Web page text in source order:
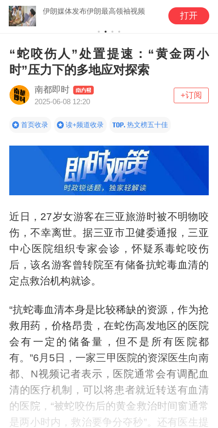
伊朗媒体发布伊朗最高领袖视频 打开
“蛇咬伤人”处置提速：“黄金两小
时”压力下的多地应对探索
南都即时
2025-06-08 12:20
+订阅
首页收录 读+频道收录 热文榜五十佳
近日，27岁女游客在三亚旅游时被不明物咬
伤，不幸离世。据三亚市卫健委通报，三亚
中心医院组织专家会诊，怀疑系毒蛇咬伤
后，该名游客曾转院至有储备抗蛇毒血清的
定点救治机构就诊。
“抗蛇毒血清本身是比较稀缺的资源，作为抢
救用药，价格昂贵，在蛇伤高发地区的医院
会有一定的储备量，但不是所有医院都
有。”6月5日，一家三甲医院的资深医生向南
都、N视频记者表示，医院通常会有调配血
清的医疗机制，可以将患者就近转送有血清
的医院，“被蛇咬伤后的黄金救治时间窗通常
是两小时内，救治要争分夺秒”。还有医生提